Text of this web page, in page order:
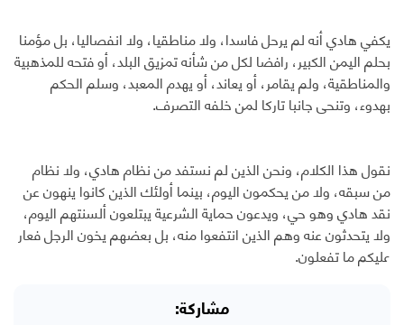
يكفي هادي أنه لم يرحل فاسدا، ولا مناطقيا، ولا انفصاليا، بل مؤمنا
بحلم اليمن الكبير، رافضا لكل من شأنه تمزيق البلد، أو فتحه للمذهبية
والمناطقية، ولم يقامر، أو يعاند، أو يهدم المعبد، وسلم الحكم
بهدوء، وتنحى جانبا تاركا لمن خلفه التصرف.
نقول هذا الكلام، ونحن الذين لم نستفد من نظام هادي، ولا نظام
من سبقه، ولا من يحكمون اليوم، بينما أولئك الذين كانوا ينهون عن
نقد هادي وهو حي، ويدعون حماية الشرعية يبتلعون ألسنتهم اليوم،
ولا يتحدثون عنه وهم الذين انتفعوا منه، بل بعضهم يخون الرجل فعار
عليكم ما تفعلون.
مشاركة: